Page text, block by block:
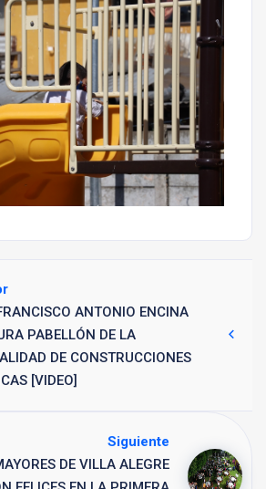
ANTONIO ENCINA
PABELLÓN DE LA
DE CONSTRUCCIONES
[VIDEO]
Siguiente
DE VILLA ALEGRE